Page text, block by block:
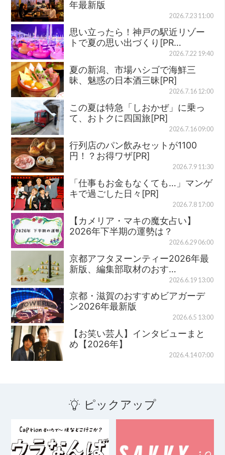
年最新版
2026.7.23 11:00
思い立ったら！神戸の駅近リゾー
トで夏の思い出づくり[PR…
2026.7.22 19:40
夏の新潟、市場ハシゴで海鮮三
昧、魅惑の日本酒三昧[PR]
2026.7.16 12:00
この夏は特急「しおかぜ」に乗っ
て、おトクに四国旅[PR]
2026.7.16 09:00
行列店のパン飲みセットが1100
円！？お得ワザ[PR]
2026.7.9 11:30
「仕事もお金もなくても…」マンゲ
キで過ごした日々[PR]
2026.7.8 17:00
【カメリア・マキの魔女占い】
2026年下半期の運勢は？
2026.6.29 06:00
京都アフタヌーンティー2026年最
新版、編集部取材のおす…
2026.6.19 13:00
京都・滋賀のおすすめビアガーデ
ン2026年最新版
2026.6.5 13:00
【お笑い芸人】インタビューまと
め【2026年】
2026.4.14 07:00
ピックアップ